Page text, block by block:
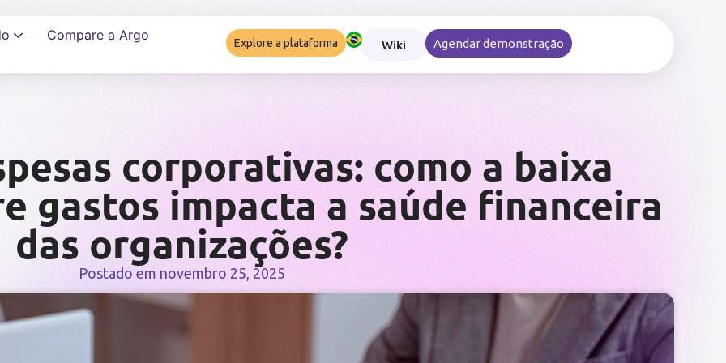
Compare a Argo
Explore a plataforma Wiki Agendar demonstração
corporativas: como a baixa
gastos impacta a saúde financeira
das organizações?
Postado em novembro 25, 2025